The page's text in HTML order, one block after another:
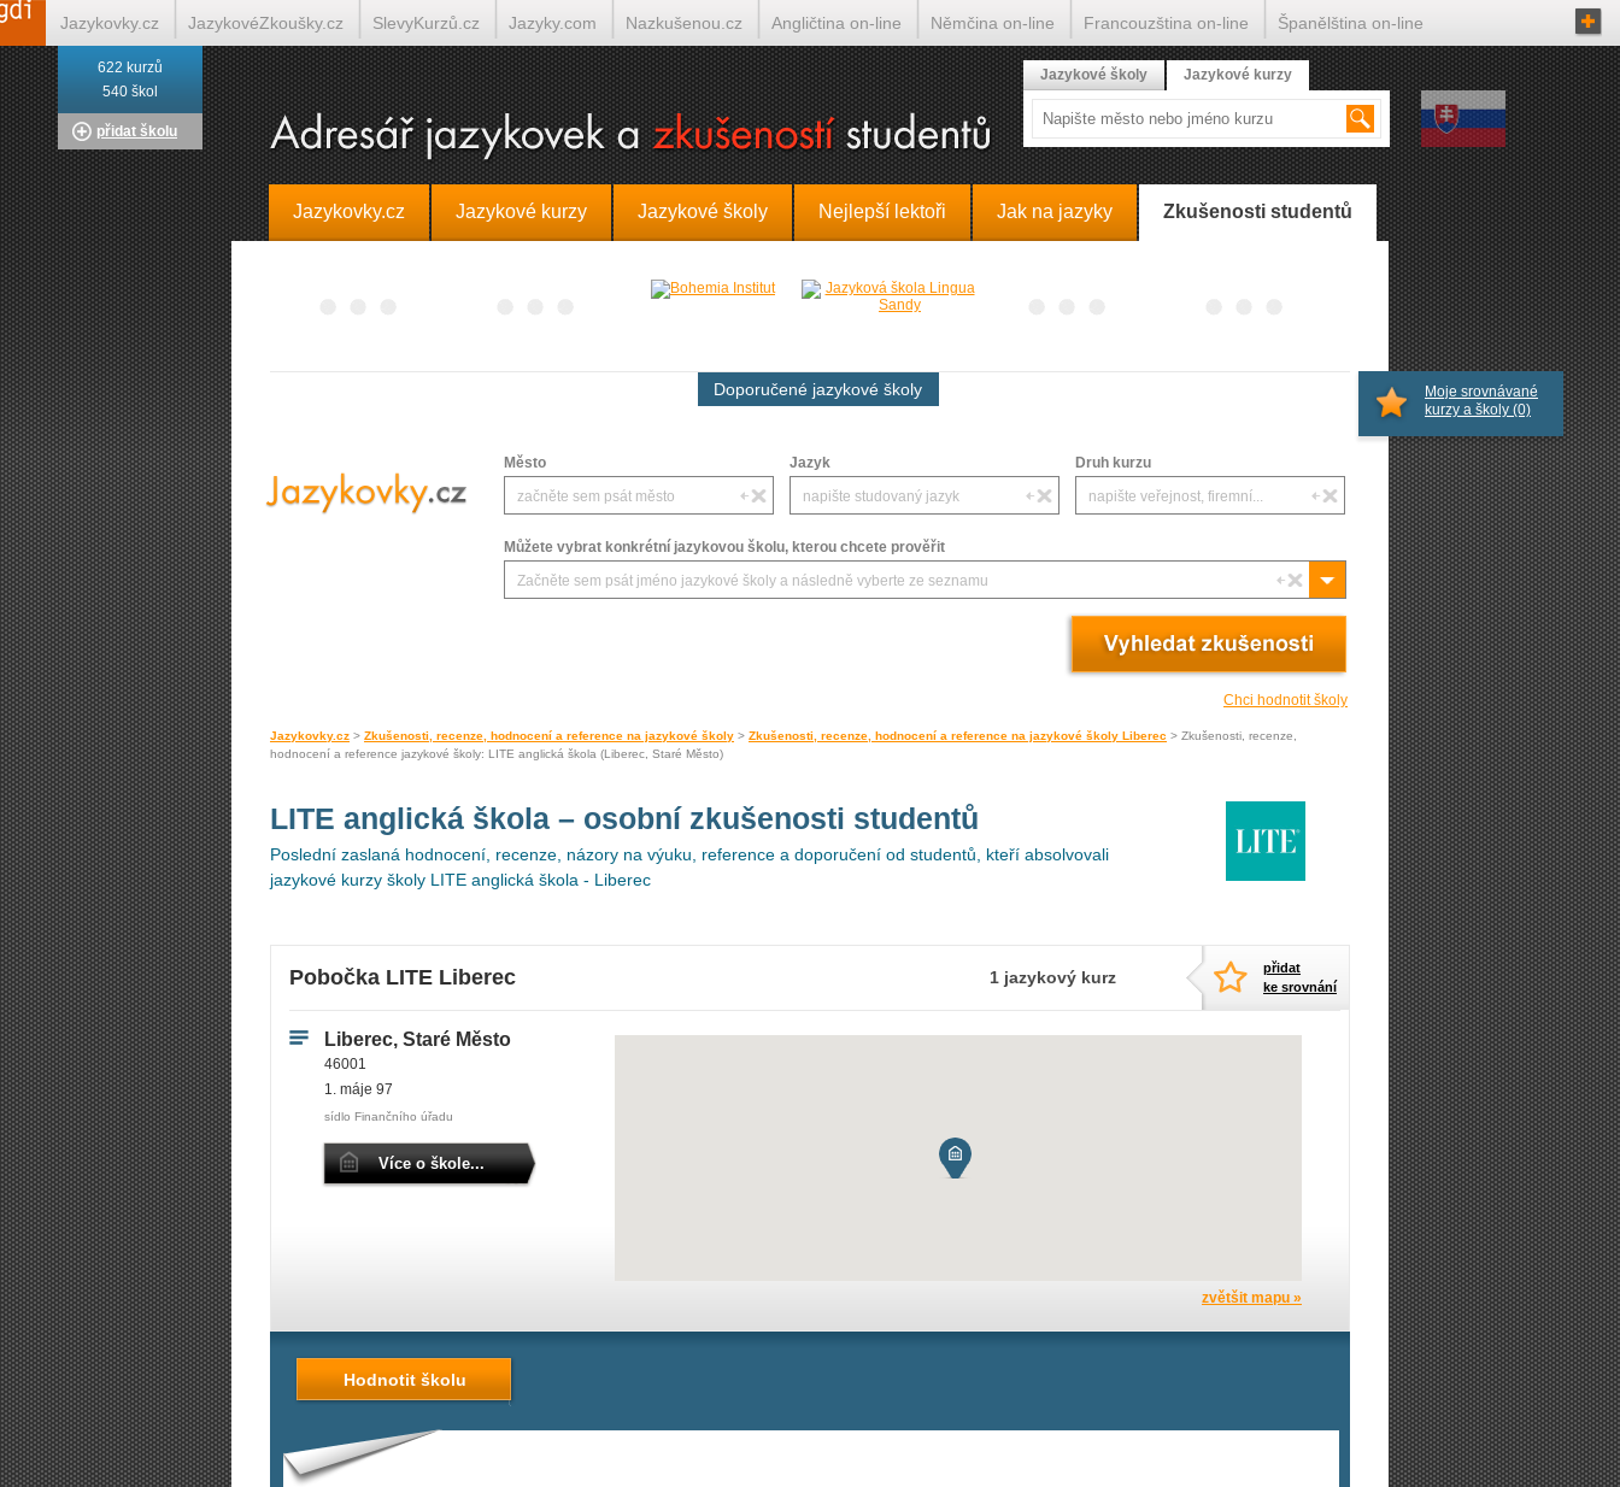
Jazykovky.cz Jazykové kurzy Jazykové školy Nejlepší lektoři Jak na jazyky Zkušenosti studentů
Doporučené jazykové školy
Město Jazyk Druh kurzu
Můžete vybrat konkrétní jazykovou školu, kterou chcete prověřit
Chci hodnotit školy
Jazykovky.cz > Zkušenosti, recenze, hodnocení a reference na jazykové školy > Zkušenosti, recenze, hodnocení a reference na jazykové školy Liberec > Zkušenosti, recenze,
hodnocení a reference jazykové školy: LITE anglická škola (Liberec, Staré Město)
LITE anglická škola – osobní zkušenosti studentů
Poslední zaslaná hodnocení, recenze, názory na výuku, reference a doporučení od studentů, kteří absolvovali
jazykové kurzy školy LITE anglická škola - Liberec
Pobočka LITE Liberec 1 jazykový kurz
přidat
ke srovnání
Liberec, Staré Město
46001
1. máje 97
sídlo Finančního úřadu
Více o škole...
zvětšit mapu »
Hodnotit školu
Moje srovnávané
kurzy a školy (0)
622 kurzů
540 škol
přidat školu
Jazykové školy Jazykové kurzy
Jazykovky.cz JazykovéZkoušky.cz SlevyKurzů.cz Jazyky.com Nazkušenou.cz Angličtina on-line Němčina on-line Francouzština on-line Španělština on-line
Italština on-line Tlumočení-Překlady.cz Překládá.cz Tlumočí.cz